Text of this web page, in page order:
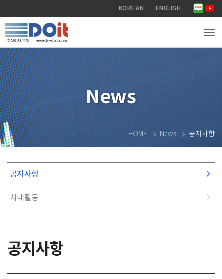
KOREAN ENGLISH
News
HOME News 공지사항
공지사항
사내활동
공지사항